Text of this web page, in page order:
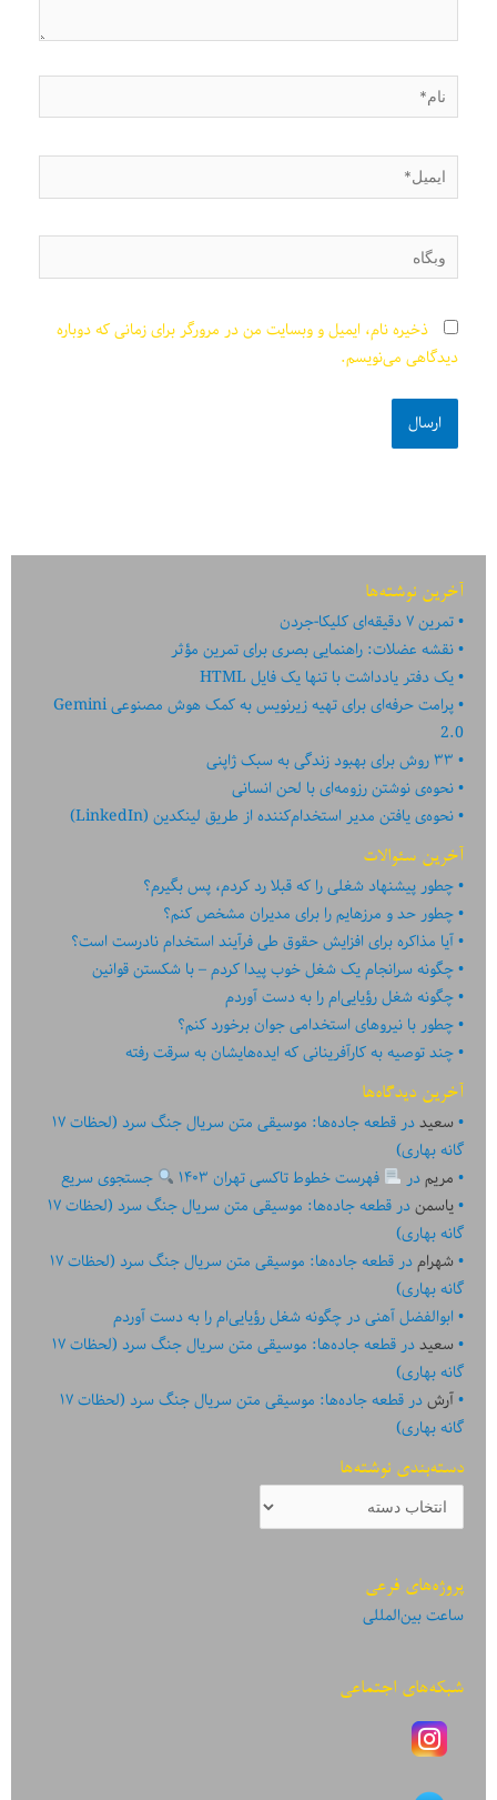
نام*
ایمیل*
وبگاه
ذخیره نام، ایمیل و وبسایت من در مرورگر برای زمانی که دوباره
دیدگاهی می‌نویسم.
آخرین نوشته‌ها
تمرین ۷ دقیقه‌ای کلیکا-جردن
نقشه عضلات: راهنمایی بصری برای تمرین مؤثر
یک دفتر یادداشت با تنها یک فایل HTML
پرامت حرفه‌ای برای تهیه زیرنویس به کمک هوش مصنوعی Gemini
2.0
۳۳ روش برای بهبود زندگی به سبک ژاپنی
نحوه‌ی نوشتن رزومه‌ای با لحن انسانی
نحوه‌ی یافتن مدیر استخدام‌کننده از طریق لینکدین (LinkedIn)
آخرین سئوالات
چطور پیشنهاد شغلی را که قبلا رد کردم، پس بگیرم؟
چطور حد و مرزهایم را برای مدیران مشخص کنم؟
آیا مذاکره برای افزایش حقوق طی فرآیند استخدام نادرست است؟
چگونه سرانجام یک شغل خوب پیدا کردم – با شکستن قوانین
چگونه شغل رؤیایی‌ام را به دست آوردم
چطور با نیروهای استخدامی جوان برخورد کنم؟
چند توصیه به کارآفرینانی که ایده‏‏‌‏‏‌هایشان به سرقت رفته
آخرین دیدگاه‌ها
سعیددر
قطعه جاده‌ها: موسیقی متن سریال جنگ سرد (لحظات ۱۷
گانه بهاری)
مریمدر فهرست خطوط تاکسی تهران ۱۴۰۳
جستجوی سریع
یاسمندر
قطعه جاده‌ها: موسیقی متن سریال جنگ سرد (لحظات ۱۷
گانه بهاری)
شهرامدر
قطعه جاده‌ها: موسیقی متن سریال جنگ سرد (لحظات ۱۷
گانه بهاری)
ابوالفضل آهنیدر چگونه شغل رؤیایی‌ام را به دست آوردم
سعیددر
قطعه جاده‌ها: موسیقی متن سریال جنگ سرد (لحظات ۱۷
گانه بهاری)
آرشدر
قطعه جاده‌ها: موسیقی متن سریال جنگ سرد (لحظات ۱۷
گانه بهاری)
دسته‌بندی نوشته‌ها
دسته‌بندی
نوشته‌ها
پروژه‌های فرعی
ساعت بین‌المللی
شبکه‌های اجتماعی